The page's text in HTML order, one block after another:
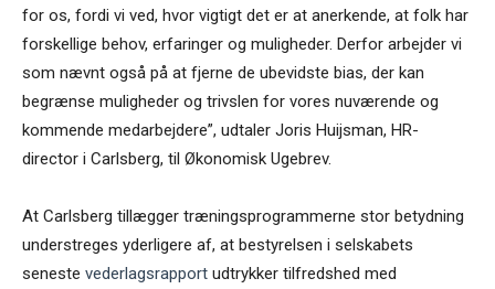
for os, fordi vi ved, hvor vigtigt det er at anerkende, at folk har
forskellige behov, erfaringer og muligheder. Derfor arbejder vi
som nævnt også på at fjerne de ubevidste bias, der kan
begrænse muligheder og trivslen for vores nuværende og
kommende medarbejdere”, udtaler Joris Huijsman, HR-
director i Carlsberg, til Økonomisk Ugebrev.
At Carlsberg tillægger træningsprogrammerne stor betydning
understreges yderligere af, at bestyrelsen i selskabets
seneste vederlagsrapport udtrykker tilfredshed med